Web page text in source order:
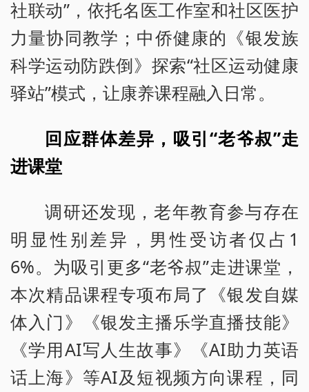
社联动”，依托名医工作室和社区医护
力量协同教学；中侨健康的《银发族
科学运动防跌倒》探索“社区运动健康
驿站”模式，让康养课程融入日常。
回应群体差异，吸引“老爷叔”走
进课堂
调研还发现，老年教育参与存在
明显性别差异，男性受访者仅占1
6%。为吸引更多“老爷叔”走进课堂，
本次精品课程专项布局了《银发自媒
体入门》《银发主播乐学直播技能》
《学用AI写人生故事》《AI助力英语
话上海》等AI及短视频方向课程，同